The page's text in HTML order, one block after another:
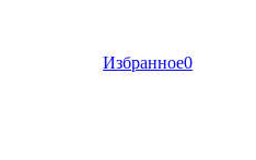
Избранное0